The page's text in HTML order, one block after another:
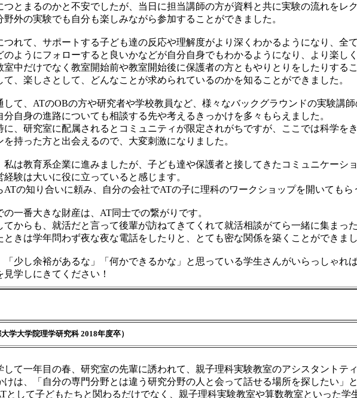
つとまるのかと不安でしたが、当日に担当講師の方が資料と共に実験の流れをレ
野外の実験でも自分も楽しみながら参加することができました。
つれて、サポートする子ども達の反応や理解度がより深くわかるようになり、全
のようにフォローすると良いかなどが自分自身でもわかるようになり、より楽しく
室中だけでなく教室開始前や教室開始後に保護者の方ともやりとりをしたりする
て、楽しさとして、どんなことが求められているのかを知ることができました。
して、ATのOBの方や研究者や学校教員など、様々なバックグラウンドの実験講師
分自身の進路についても相談する先や考えるきっかけを多々もらえました。
に、研究室に配属されるとコミュニティが限定されがちですが、ここでは科学を
を持った方と出会えるので、大変刺激になりました。
私は教育系企業に進みましたが、子ども達や保護者と接してきたコミュニケーシ
経験は大いに役に立っていると感じます。
ATの知り合いに頼み、自分の会社でATの子に理科のワークショップを開いてもら
の一番大きな財産は、AT同士での繋がりです。
てからも、就活だと言って後輩が訪ねてきてくれて就活相談がてら一緒に集まっ
ときは学年問わず夜な夜な電話をしたりと、とても密な関係を築くことができまし
「少し余裕があるな」「何かできるかな」と思っている学生さんがいらっしゃれ
学しにきてください！
学大学院理学研究科 2018年度卒）
して一年目の春、研究室の先輩に誘われて、親子理科実験教室のアシスタントテ
けは、「自分の専門分野とは違う研究分野の人と会って話せる場所を探したい」
として子どもたちと関わるだけでなく、親子理科実験教室や算数教室といった学